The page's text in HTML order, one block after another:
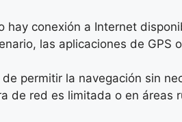
hay conexión a Internet
las aplicaciones de
permitir la navegación sin
de red es limitada o en